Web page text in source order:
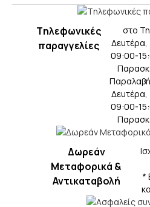
Tηλεφωνικές
παραγγελίες
στο
Δευτέρα,
09:00-
Δευτέρα,
09:00-
Δωρεάν
Μεταφορικά &
Αντικαταβολή
*